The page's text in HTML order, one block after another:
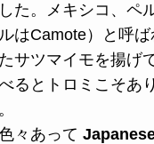
た。メキシコ、ペ
はCamote）と呼ば
サツマイモを揚げ
るとトロミこそあ
々あって